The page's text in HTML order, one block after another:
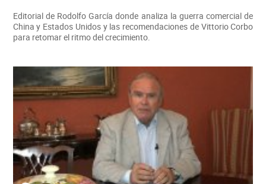
Editorial de Rodolfo García donde analiza la guerra comercial de
China y Estados Unidos y las recomendaciones de Vittorio Corbo
para retomar el ritmo del crecimiento.